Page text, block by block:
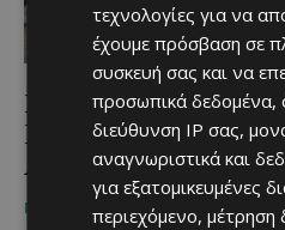
FEMME FEST 2025:
Προώθησης της
Λευκωσία
ΠΟΥ ΝΑ ΠΑΣ Χριστίνα
τεχνολογίες για να
έχουμε πρόσβαση σε
συσκευή σας και να
προσωπικά δεδομένα,
διεύθυνση IP σας,
αναγνωριστικά και
για εξατομικευμένες
περιεχόμενο, μέτρηση